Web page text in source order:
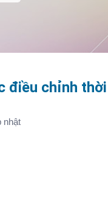
điều chỉnh
nhật